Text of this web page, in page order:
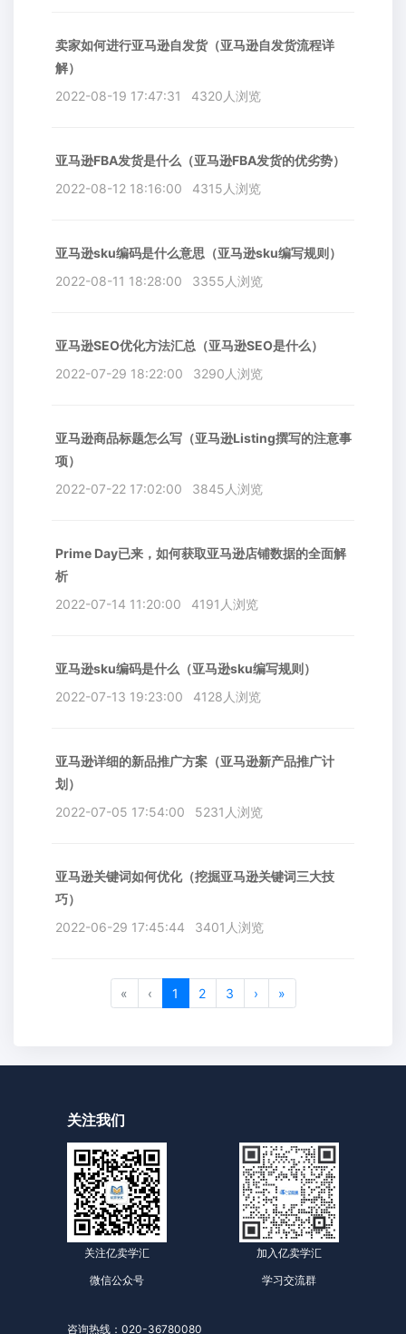
卖家如何进行亚马逊自发货（亚马逊自发货流程详
解）
2022-08-19 17:47:31
4320人浏览
亚马逊FBA发货是什么（亚马逊FBA发货的优劣势）
2022-08-12 18:16:00
4315人浏览
亚马逊sku编码是什么意思（亚马逊sku编写规则）
2022-08-11 18:28:00
3355人浏览
亚马逊SEO优化方法汇总（亚马逊SEO是什么）
2022-07-29 18:22:00
3290人浏览
亚马逊商品标题怎么写（亚马逊Listing撰写的注意事
项）
2022-07-22 17:02:00
3845人浏览
Prime Day已来，如何获取亚马逊店铺数据的全面解
析
2022-07-14 11:20:00
4191人浏览
亚马逊sku编码是什么（亚马逊sku编写规则）
2022-07-13 19:23:00
4128人浏览
亚马逊详细的新品推广方案（亚马逊新产品推广计
划）
2022-07-05 17:54:00
5231人浏览
亚马逊关键词如何优化（挖掘亚马逊关键词三大技
巧）
2022-06-29 17:45:44
3401人浏览
« ‹ 1 2 3 › »
关注我们
关注亿卖学汇
微信公众号
加入亿卖学汇
学习交流群
咨询热线：020-36780080